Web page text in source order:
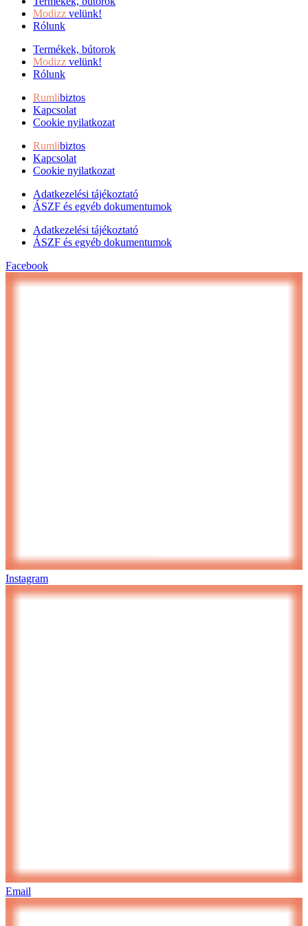
Modizz velünk!
Rólunk
Termékek, bútorok
Modizz velünk!
Rólunk
Rumlibiztos
Kapcsolat
Cookie nyilatkozat
Rumlibiztos
Kapcsolat
Cookie nyilatkozat
Adatkezelési tájékoztató
ÁSZF és egyéb dokumentumok
Adatkezelési tájékoztató
ÁSZF és egyéb dokumentumok
Facebook
Instagram
Email